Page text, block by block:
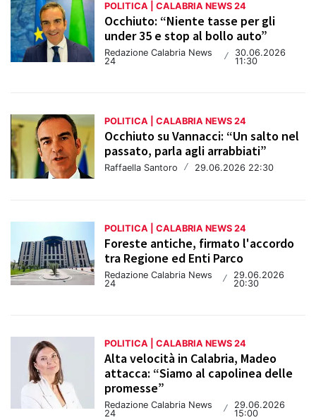
POLITICA | CALABRIA NEWS 24
Occhiuto: “Niente tasse per gli
under 35 e stop al bollo auto”
Redazione Calabria News
24
/
30.06.2026
11:30
POLITICA | CALABRIA NEWS 24
Occhiuto su Vannacci: “Un salto nel
passato, parla agli arrabbiati”
Raffaella Santoro / 29.06.2026 22:30
POLITICA | CALABRIA NEWS 24
Foreste antiche, firmato l'accordo
tra Regione ed Enti Parco
Redazione Calabria News
24
/
29.06.2026
20:30
POLITICA | CALABRIA NEWS 24
Alta velocità in Calabria, Madeo
attacca: “Siamo al capolinea delle
promesse”
Redazione Calabria News
24
/
29.06.2026
15:00